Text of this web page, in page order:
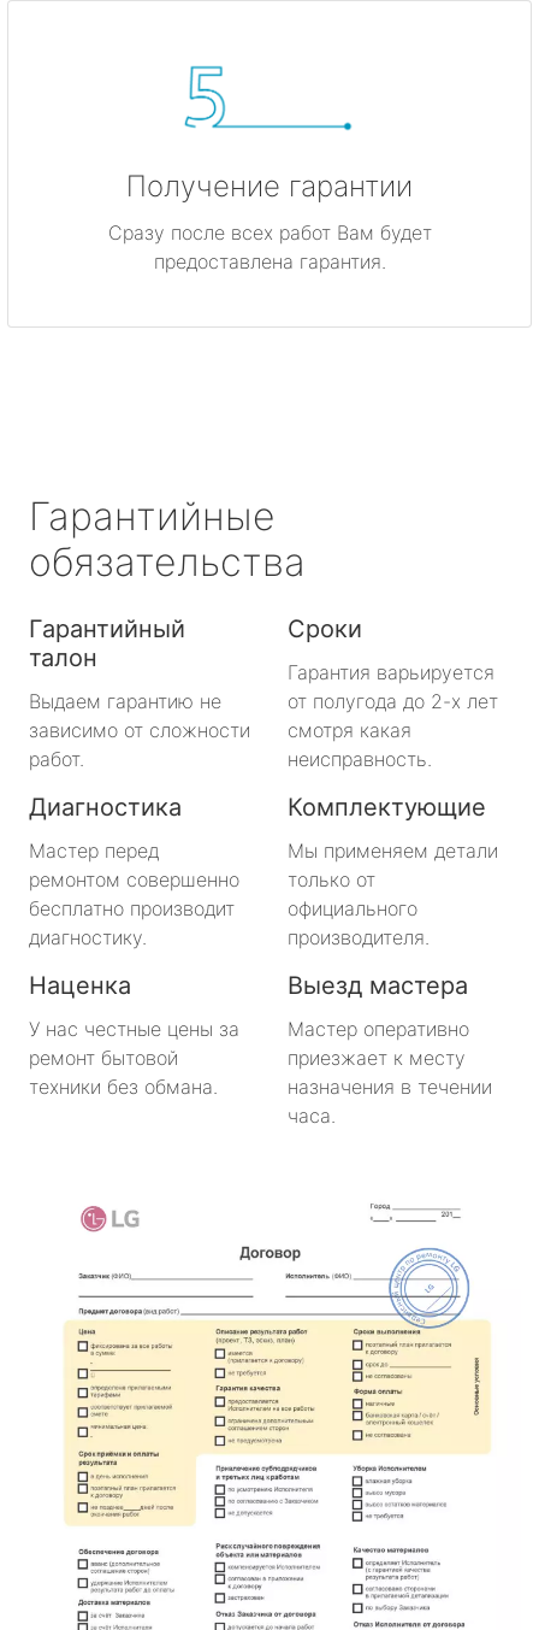
Получение гарантии
Сразу после всех работ Вам будет
предоставлена гарантия.
Гарантийные
обязательства
Гарантийный
талон
Выдаем гарантию не
зависимо от сложности
работ.
Сроки
Гарантия варьируется
от полугода до 2-х лет
смотря какая
неисправность.
Диагностика
Мастер перед
ремонтом совершенно
бесплатно производит
диагностику.
Комплектующие
Мы применяем детали
только от
официального
производителя.
Наценка
У нас честные цены за
ремонт бытовой
техники без обмана.
Выезд мастера
Мастер оперативно
приезжает к месту
назначения в течении
часа.